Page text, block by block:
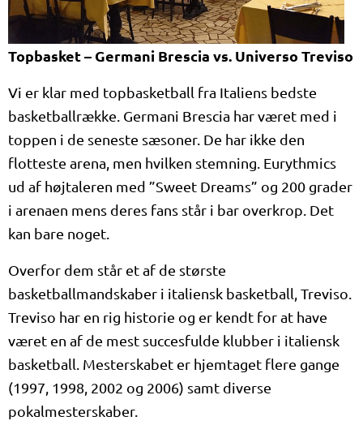
Topbasket – Germani Brescia vs. Universo Treviso
Vi er klar med topbasketball fra Italiens bedste
basketballrække. Germani Brescia har været med i
toppen i de seneste sæsoner. De har ikke den
flotteste arena, men hvilken stemning. Eurythmics
ud af højtaleren med ”Sweet Dreams” og 200 grader
i arenaen mens deres fans står i bar overkrop. Det
kan bare noget.
Overfor dem står et af de største
basketballmandskaber i italiensk basketball, Treviso.
Treviso har en rig historie og er kendt for at have
været en af de mest succesfulde klubber i italiensk
basketball. Mesterskabet er hjemtaget flere gange
(1997, 1998, 2002 og 2006) samt diverse
pokalmesterskaber.